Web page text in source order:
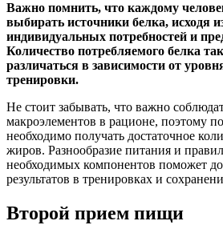
Важно помнить, что каждому
выбирать источники белка, исходя
индивидуальных потребностей и
Количество потребляемого белка
различаться в зависимости от
тренировки.
Не стоит забывать, что важно
макроэлементов в рационе, поэтому
необходимо получать достаточное
жиров. Разнообразие питания и
необходимых компонентов поможет
результатов в тренировках и
Второй прием пищи